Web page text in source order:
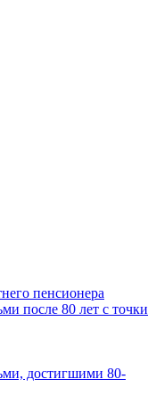
пенсионера
после 80 лет с точки
достигшими 80-